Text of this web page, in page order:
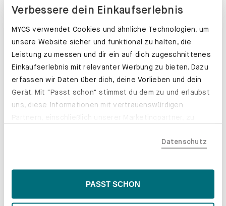
Verbessere dein Einkaufserlebnis
MYCS verwendet Cookies und ähnliche Technologien, um
unsere Website sicher und funktional zu halten, die
Leistung zu messen und dir ein auf dich zugeschnittenes
Einkaufserlebnis mit relevanter Werbung zu bieten. Dazu
erfassen wir Daten über dich, deine Vorlieben und dein
Gerät. Mit "Passt schon" stimmst du dem zu und erlaubst
uns, diese Informationen mit vertrauenswürdigen
der EU, beispielsweise in den USA, verarbeitet werden
Inhalte eingeschränkt sein könnten. Wähle
Datenschutz
PASST SCHON